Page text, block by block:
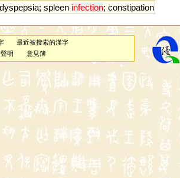
dyspepsia; spleen infection; constipation
最近被搜索的漢字
明 意見簿